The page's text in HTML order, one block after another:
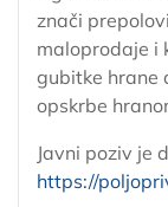
znači
maloprodaje i
gubitke hrane
opskrbe
Javni poziv je
https://